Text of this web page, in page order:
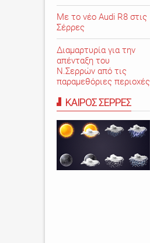
Με το νέο Audi R8 στις
Σέρρες
Διαμαρτυρία για την
απένταξη του
Ν.Σερρών από τις
παραμεθόριες περιοχές
ΚΑΙΡΟΣ ΣΕΡΡΕΣ